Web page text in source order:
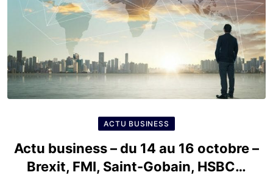
ACTU BUSINESS
Actu business – du 14 au 16 octobre –
Brexit, FMI, Saint-Gobain, HSBC…